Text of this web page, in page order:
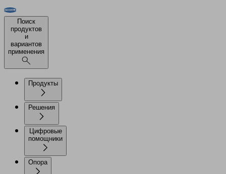
Поиск
продуктов
и
вариантов
применения
Продукты
Решения
Цифровые
помощники
Опора